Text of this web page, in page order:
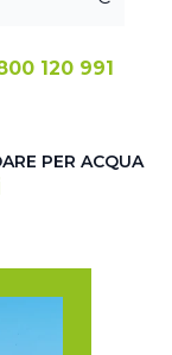
120 991
PER ACQUA